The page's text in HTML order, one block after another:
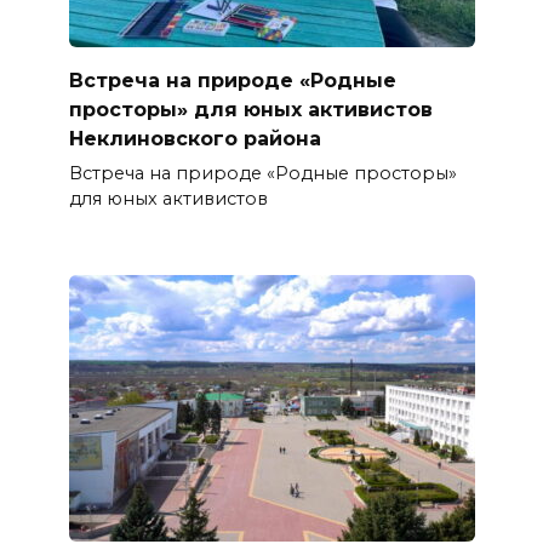
Встреча на природе «Родные
просторы» для юных активистов
Неклиновского района
Встреча на природе «Родные просторы»
для юных активистов